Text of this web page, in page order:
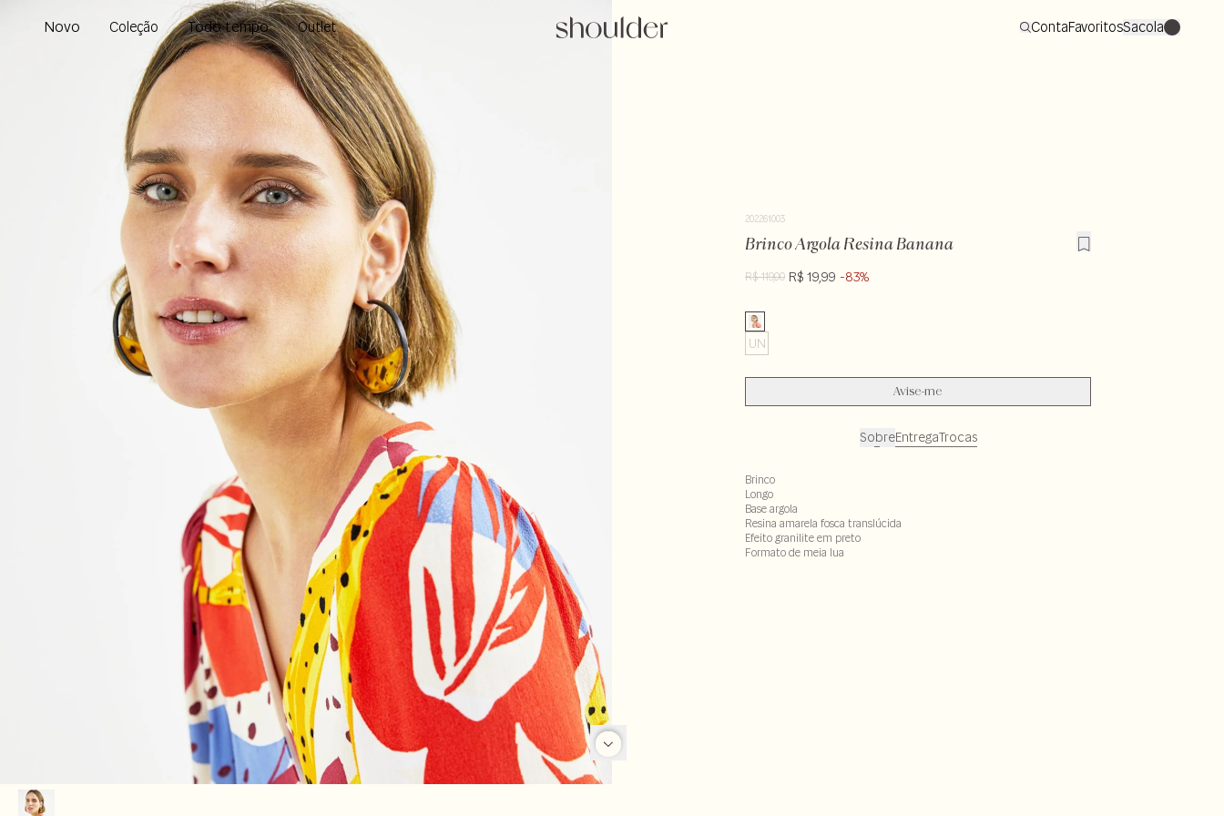
Novo Coleção Todo tempo Outlet ContaFavoritosSacola
202261003
Brinco Argola Resina Banana
R$ 119,00 R$ 19,99 -83%
UN
Avise-me
SobreEntregaTrocas
Brinco
Longo
Base argola
Resina amarela fosca translúcida
Efeito granilite em preto
Formato de meia lua